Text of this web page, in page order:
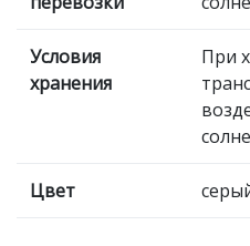
Условия
хранения
При
Цвет